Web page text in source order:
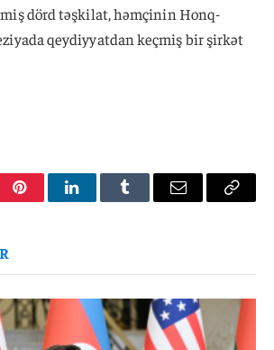
dörd təşkilat, həmçinin Honq-
qeydiyyatdan keçmiş bir şirkət
PinterestLinkedInTumblr Email
Copy